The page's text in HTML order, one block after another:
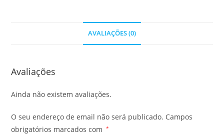
AVALIAÇÕES (0)
Avaliações
Ainda não existem avaliações.
O seu endereço de email não será publicado. Campos
obrigatórios marcados com
*